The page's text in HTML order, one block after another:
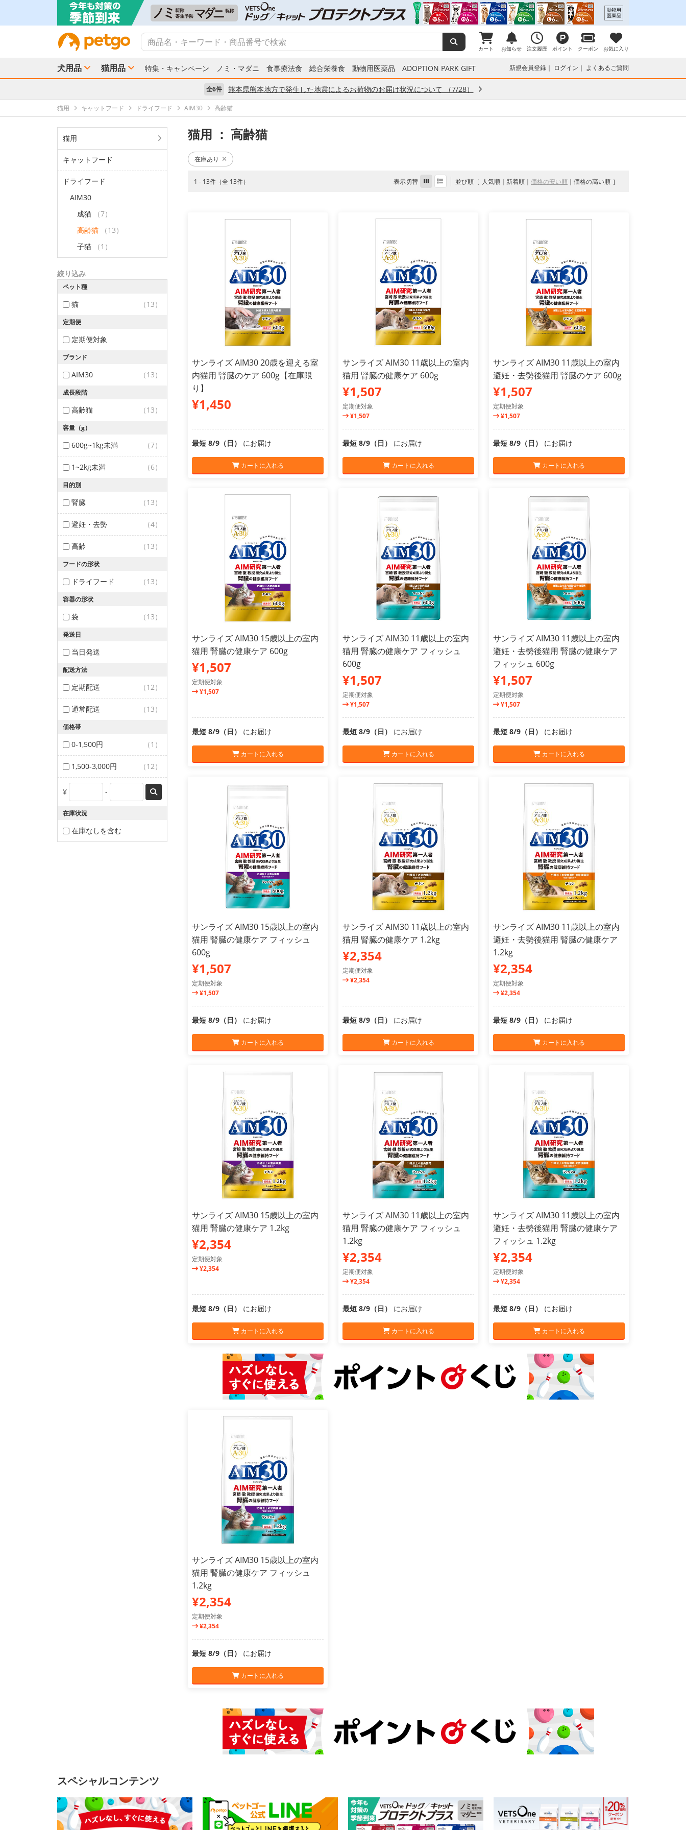
カート お知らせ 注文履歴 ポイント クーポン お気に入り
犬用品 猫用品 特集・キャンペーン ノミ・マダニ 食事療法食 総合栄養食 動物用医薬品 ADOPTION PARK GIFT 新規会員登録 ログイン よくあるご質問
全6件 熊本県熊本地方で発生した地震によるお荷物のお届け状況について （7/28）
猫用 キャットフード ドライフード AIM30 高齢猫
猫用
キャットフード
ドライフード
AIM30
成猫
（7）
高齢猫
（13）
子猫
（1）
絞り込み
ペット種
猫 （13）
定期便
定期便対象
ブランド
AIM30 （13）
成長段階
高齢猫 （13）
容量（g）
600g~1kg未満 （7）
1~2kg未満 （6）
目的別
腎臓 （13）
避妊・去勢 （4）
高齢 （13）
フードの形状
ドライフード （13）
容器の形状
袋 （13）
発送日
当日発送
配送方法
定期配送 （12）
通常配送 （13）
価格帯
0-1,500円 （1）
1,500-3,000円 （12）
¥ -
在庫状況
在庫なしを含む
猫用 ： 高齢猫
在庫あり
1 - 13件（全 13件） 表示切替 並び順 人気順 新着順 価格の安い順 価格の高い順
サンライズ AIM30 20歳を迎える室
内猫用 腎臓のケア 600g【在庫限
り】
¥1,450
最短 8/9（日） にお届け
カートに入れる
サンライズ AIM30 11歳以上の室内
猫用 腎臓の健康ケア 600g
¥1,507
定期便対象
¥1,507
最短 8/9（日） にお届け
カートに入れる
サンライズ AIM30 11歳以上の室内
避妊・去勢後猫用 腎臓のケア 600g
¥1,507
定期便対象
¥1,507
最短 8/9（日） にお届け
カートに入れる
サンライズ AIM30 15歳以上の室内
猫用 腎臓の健康ケア 600g
¥1,507
定期便対象
¥1,507
最短 8/9（日） にお届け
カートに入れる
サンライズ AIM30 11歳以上の室内
猫用 腎臓の健康ケア フィッシュ
600g
¥1,507
定期便対象
¥1,507
最短 8/9（日） にお届け
カートに入れる
サンライズ AIM30 11歳以上の室内
避妊・去勢後猫用 腎臓の健康ケア
フィッシュ 600g
¥1,507
定期便対象
¥1,507
最短 8/9（日） にお届け
カートに入れる
サンライズ AIM30 15歳以上の室内
猫用 腎臓の健康ケア フィッシュ
600g
¥1,507
定期便対象
¥1,507
最短 8/9（日） にお届け
カートに入れる
サンライズ AIM30 11歳以上の室内
猫用 腎臓の健康ケア 1.2kg
¥2,354
定期便対象
¥2,354
最短 8/9（日） にお届け
カートに入れる
サンライズ AIM30 11歳以上の室内
避妊・去勢後猫用 腎臓の健康ケア
1.2kg
¥2,354
定期便対象
¥2,354
最短 8/9（日） にお届け
カートに入れる
サンライズ AIM30 15歳以上の室内
猫用 腎臓の健康ケア 1.2kg
¥2,354
定期便対象
¥2,354
最短 8/9（日） にお届け
カートに入れる
サンライズ AIM30 11歳以上の室内
猫用 腎臓の健康ケア フィッシュ
1.2kg
¥2,354
定期便対象
¥2,354
最短 8/9（日） にお届け
カートに入れる
サンライズ AIM30 11歳以上の室内
避妊・去勢後猫用 腎臓の健康ケア
フィッシュ 1.2kg
¥2,354
定期便対象
¥2,354
最短 8/9（日） にお届け
カートに入れる
サンライズ AIM30 15歳以上の室内
猫用 腎臓の健康ケア フィッシュ
1.2kg
¥2,354
定期便対象
¥2,354
最短 8/9（日） にお届け
カートに入れる
スペシャルコンテンツ